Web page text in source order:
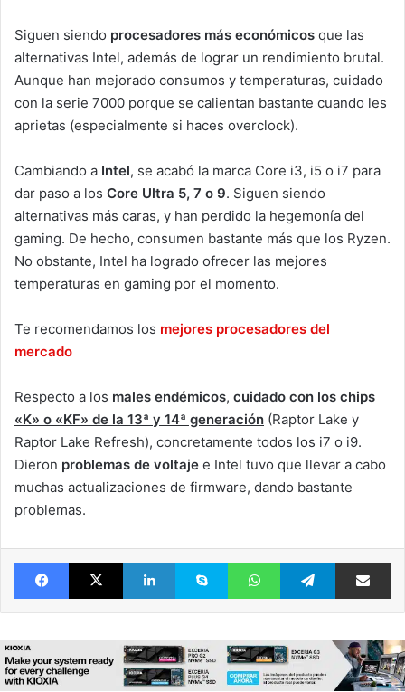
Siguen siendo procesadores más económicos que las
alternativas Intel, además de lograr un rendimiento brutal.
Aunque han mejorado consumos y temperaturas, cuidado
con la serie 7000 porque se calientan bastante cuando les
aprietas (especialmente si haces overclock).
Cambiando a Intel, se acabó la marca Core i3, i5 o i7 para
dar paso a los Core Ultra 5, 7 o 9. Siguen siendo
alternativas más caras, y han perdido la hegemonía del
gaming. De hecho, consumen bastante más que los Ryzen.
No obstante, Intel ha logrado ofrecer las mejores
temperaturas en gaming por el momento.
Te recomendamos los mejores procesadores del
mercado
Respecto a los males endémicos, cuidado con los chips
«K» o «KF» de la 13ª y 14ª generación (Raptor Lake y
Raptor Lake Refresh), concretamente todos los i7 o i9.
Dieron problemas de voltaje e Intel tuvo que llevar a cabo
muchas actualizaciones de firmware, dando bastante
problemas.
FacebookX LinkedIn Skype WhatsAppTelegram